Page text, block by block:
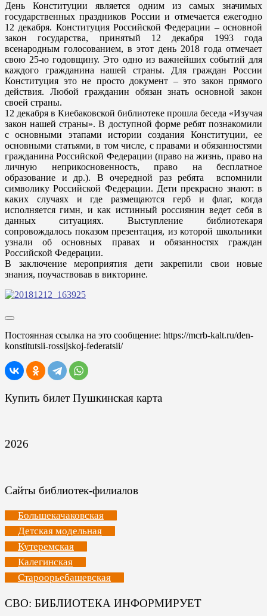
День Конституции является одним из самых значимых
государственных праздников России и отмечается ежегодно
12 декабря. Конституция Российской Федерации – основной
закон государства, принятый 12 декабря 1993 года
всенародным голосованием, в этот день 2018 года отмечает
свою 25-ю годовщину. Это одно из важнейших событий для
каждого гражданина нашей страны. Для граждан России
Конституция это не просто документ – это закон прямого
действия. Любой гражданин обязан знать основной закон
своей страны.
12 декабря в Киебаковской библиотеке прошла беседа «Изучая
закон нашей страны». В доступной форме ребят познакомили
с основными этапами истории создания Конституции, ее
основными статьями, в том числе, с правами и обязанностями
гражданина Российской Федерации (право на жизнь, право на
личную неприкосновенность, право на бесплатное
образование и др.). В очередной раз ребята вспомнили
символику Российской Федерации. Дети прекрасно знают: в
каких случаях и где размещаются герб и флаг, когда
исполняется гимн, и как истинный россиянин ведет себя в
данных ситуациях. Выступление библиотекаря
сопровождалось показом презентация, из которой школьники
узнали об основных правах и обязанностях граждан
Российской Федерации.
В заключение мероприятия дети закрепили свои новые
знания, поучаствовав в викторине.
Постоянная ссылка на это сообщение: https://mcrb-kalt.ru/den-
konstitutsii-rossijskoj-federatsii/
Купить билет Пушкинская карта
2026
Сайты библиотек-филиалов
Большекачаковская
Детская модельная
Кутеремская
Калегинская
Староорьебашевская
СВО: БИБЛИОТЕКА ИНФОРМИРУЕТ